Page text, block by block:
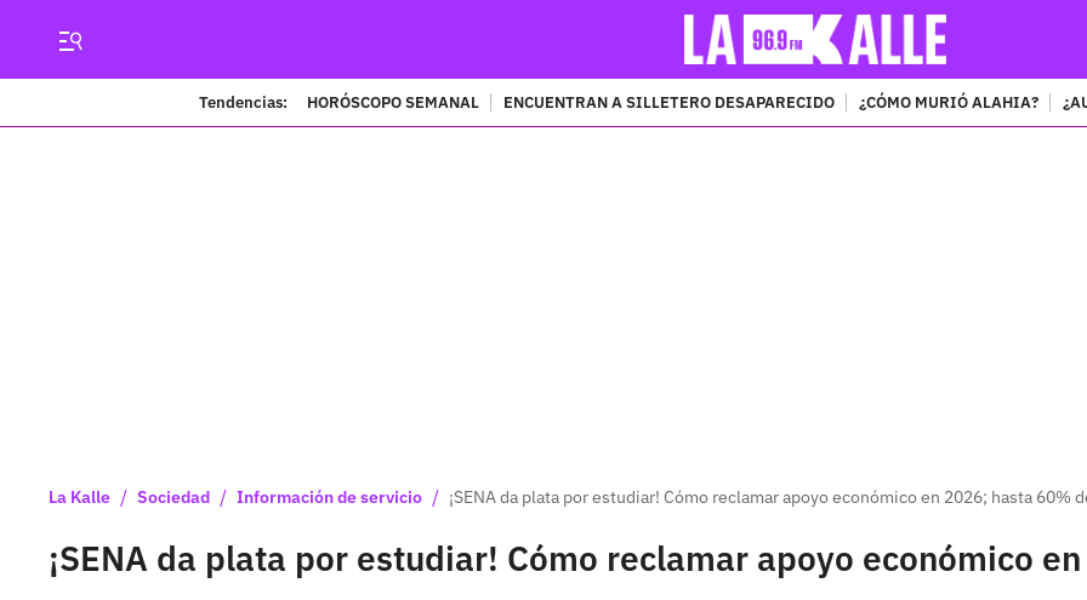
Tendencias: HORÓSCOPO SEMANAL ENCUENTRAN A SILLETERO DESAPARECIDO ¿CÓMO MURIÓ ALAHIA?
La Kalle / Sociedad / Información de servicio / ¡SENA da plata por estudiar! Cómo reclamar apoyo económico en 2026; hasta 60%
¡SENA da plata por estudiar! Cómo reclamar apoyo económico